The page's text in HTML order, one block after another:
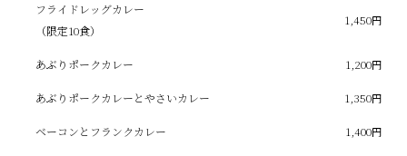
フライドレッグカレー
（限定10食）
1,450円
あぶりポークカレー 1,200円
あぶりポークカレーとやさいカレー 1,350円
ベーコンとフランクカレー 1,400円